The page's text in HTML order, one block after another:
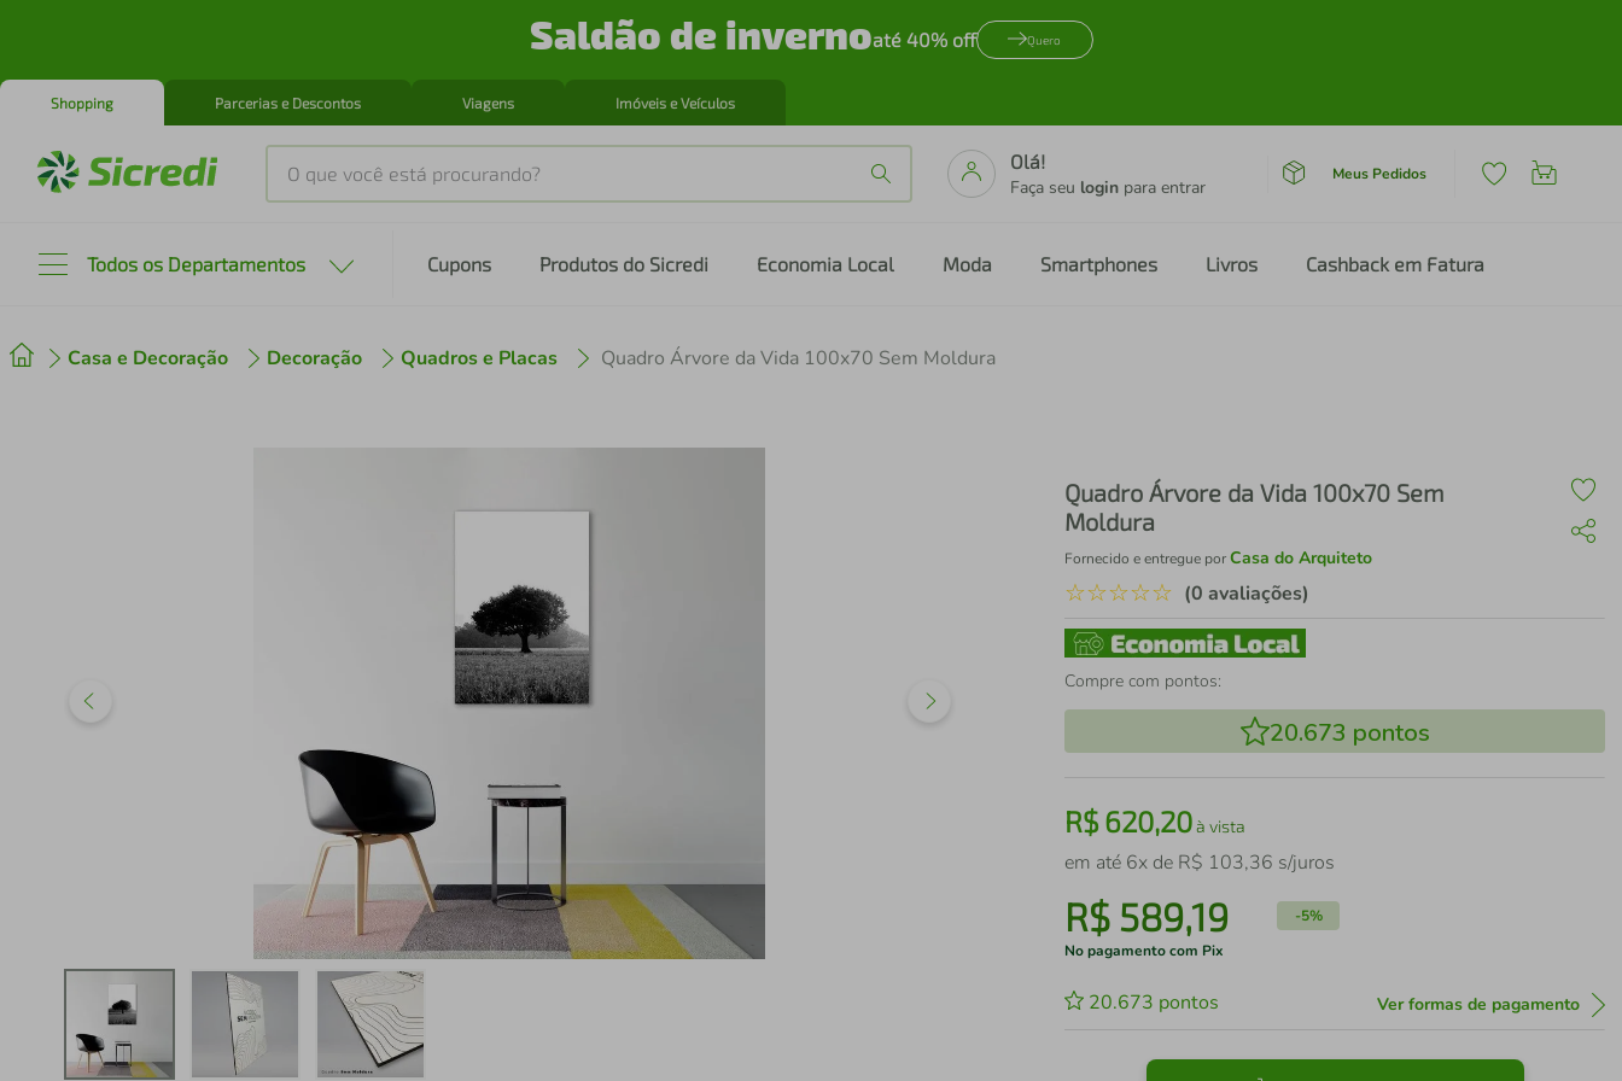
Saldão de invernoaté 40% off Quero
Shopping Parcerias e Descontos Viagens Imóveis e Veículos
O que você está procurando?
Olá!
Faça seu login para entrar
Meus Pedidos
Todos os Departamentos Cupons Produtos do Sicredi Economia Local Moda Smartphones Livros Cashback em Fatura
Casa e Decoração Decoração Quadros e Placas Quadro Árvore da Vida 100x70 Sem Moldura
Quadro Árvore da Vida 100x70 Sem
Moldura
Fornecido e entregue porCasa do Arquiteto
☆☆☆☆☆ (0 avaliações)
Compre com pontos:
20.673 pontos
R$620,20à vista
em até 6x de R$ 103,36 s/juros
R$ 589,19 -5%
No pagamento com Pix
20.673 pontos Ver formas de pagamento
º cafeteira